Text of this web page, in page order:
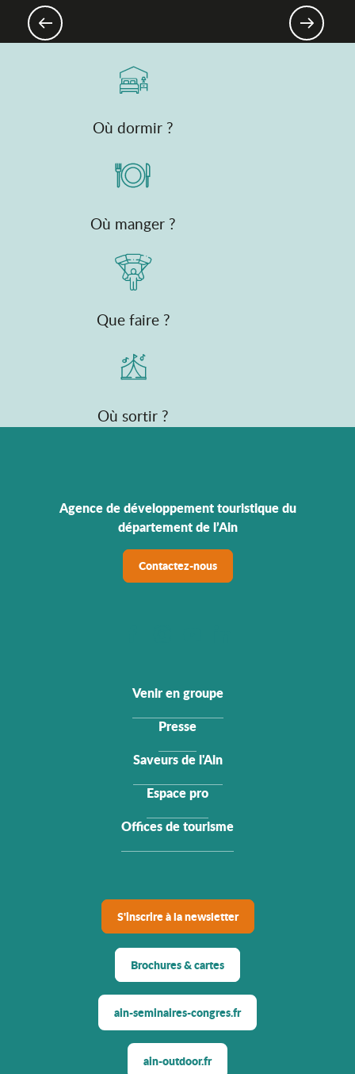
Montagne 4 saisons, les activités
Où dormir ?
Où manger ?
Que faire ?
Où sortir ?
Agence de développement touristique du
département de l’Ain
Contactez-nous
Venir en groupe
Presse
Saveurs de l'Ain
Espace pro
Offices de tourisme
S'inscrire à la newsletter
Brochures & cartes
ain-seminaires-congres.fr
ain-outdoor.fr